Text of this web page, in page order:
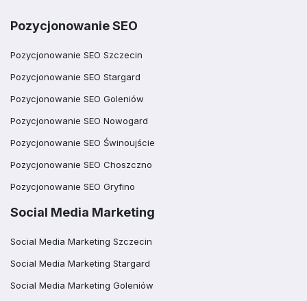
Pozycjonowanie SEO
Pozycjonowanie SEO Szczecin
Pozycjonowanie SEO Stargard
Pozycjonowanie SEO Goleniów
Pozycjonowanie SEO Nowogard
Pozycjonowanie SEO Świnoujście
Pozycjonowanie SEO Choszczno
Pozycjonowanie SEO Gryfino
Social Media Marketing
Social Media Marketing Szczecin
Social Media Marketing Stargard
Social Media Marketing Goleniów